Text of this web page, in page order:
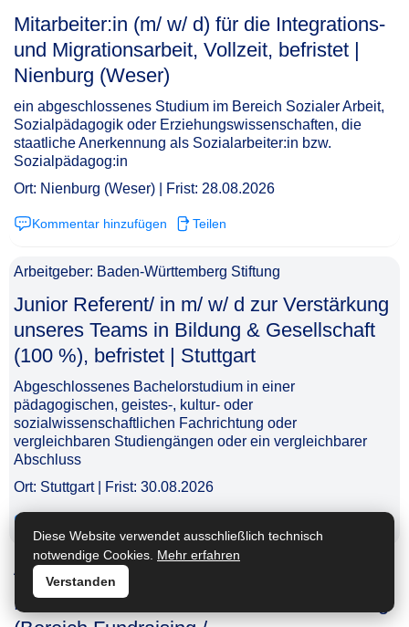
Mitarbeiter:in (m/ w/ d) für die Integrations-
und Migrationsarbeit, Vollzeit, befristet |
Nienburg (Weser)​‌‌‌‌​‌​‌‌​‌​‌‌‌‌​​
ein abgeschlossenes Studium im Bereich Sozialer Arbeit,
Sozialpädagogik oder Erziehungswissenschaften, die
staatliche Anerkennung als Sozialarbeiter:in bzw.
Sozialpädagog:in
Ort: Nienburg (Weser) | Frist: 28.08.2026
Kommentar hinzufügen Teilen
Arbeitgeber: Baden-Württemberg Stiftung
Junior Referent/ in m/ w/ d zur Verstärkung
unseres Teams in Bildung & Gesellschaft
(100 %), befristet | Stuttgart​‌‌‌‌​‌​‌‌​‌​‌‌‌​‌​
Abgeschlossenes Bachelorstudium in einer
pädagogischen, geistes-, kultur- oder
sozialwissenschaftlichen Fachrichtung oder
vergleichbaren Studiengängen oder ein vergleichbarer
Abschluss
Ort: Stuttgart | Frist: 30.08.2026
Arbeitgeber: AW AlgorithmWatch gGmbH
Mitarbeiter*in Unterstützer*innenbetreuung
Diese Website verwendet ausschließlich technisch
notwendige Cookies. Mehr erfahren
Verstanden